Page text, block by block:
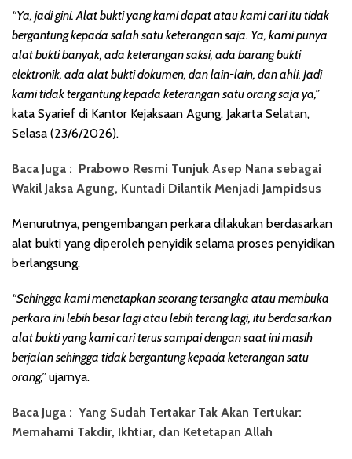
“Ya, jadi gini. Alat bukti yang kami dapat atau kami cari itu tidak
bergantung kepada salah satu keterangan saja. Ya, kami punya
alat bukti banyak, ada keterangan saksi, ada barang bukti
elektronik, ada alat bukti dokumen, dan lain-lain, dan ahli. Jadi
kami tidak tergantung kepada keterangan satu orang saja ya,”
kata Syarief di Kantor Kejaksaan Agung, Jakarta Selatan,
Selasa (23/6/2026).
Baca Juga : Prabowo Resmi Tunjuk Asep Nana sebagai
Wakil Jaksa Agung, Kuntadi Dilantik Menjadi Jampidsus
Menurutnya, pengembangan perkara dilakukan berdasarkan
alat bukti yang diperoleh penyidik selama proses penyidikan
berlangsung.
“Sehingga kami menetapkan seorang tersangka atau membuka
perkara ini lebih besar lagi atau lebih terang lagi, itu berdasarkan
alat bukti yang kami cari terus sampai dengan saat ini masih
berjalan sehingga tidak bergantung kepada keterangan satu
orang,”ujarnya.
Baca Juga : Yang Sudah Tertakar Tak Akan Tertukar:
Memahami Takdir, Ikhtiar, dan Ketetapan Allah